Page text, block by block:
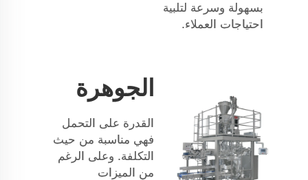
بسهولة وسرعة لتلبية
احتياجات العملاء.
الجوهرة
القدرة على التحمل
فهي مناسبة من حيث
التكلفة. وعلى الرغم
من الميزات